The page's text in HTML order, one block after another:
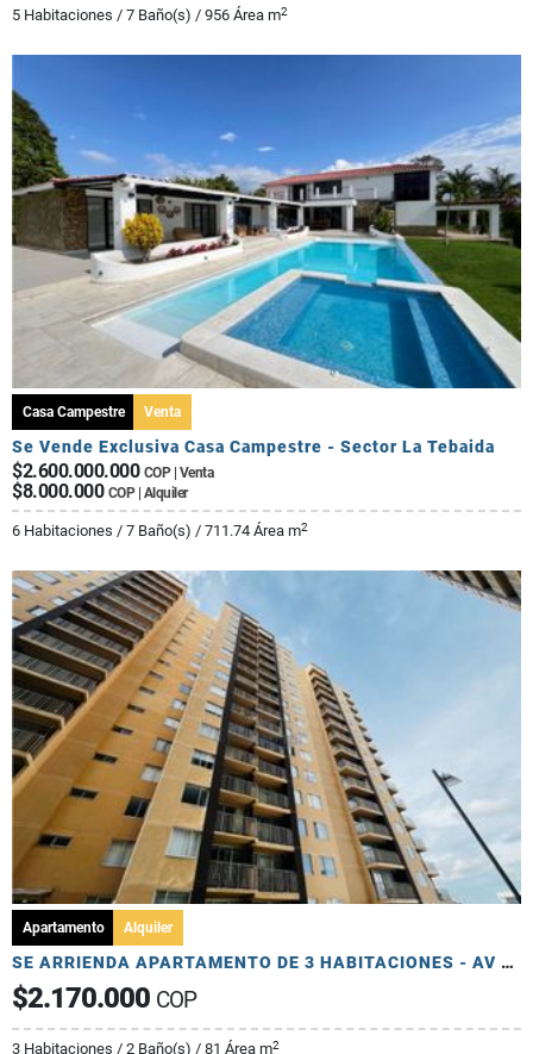
5 Habitaciones / 7 Baño(s) / 956 Área m2
Casa Campestre Venta
Se Vende Exclusiva Casa Campestre - Sector La Tebaida
$2.600.000.000 COP | Venta
$8.000.000 COP | Alquiler
6 Habitaciones / 7 Baño(s) / 711.74 Área m2
Apartamento Alquiler
SE ARRIENDA APARTAMENTO DE 3 HABITACIONES - AV 19 NORTE
$2.170.000 COP
3 Habitaciones / 2 Baño(s) / 81 Área m2